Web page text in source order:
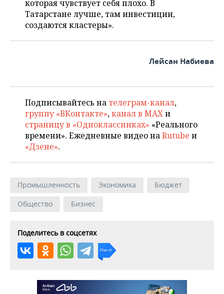
которая чувствует себя плохо. В
Татарстане лучше, там инвестиции,
создаются кластеры».
Лейсан Набиева
Подписывайтесь на телеграм-канал,
группу «ВКонтакте»,канал в MAXи
страницу в «Одноклассниках» «Реального
времени». Ежедневные видео наRutube и
«Дзене».
Промышленность Экономика
Бюджет
Общество
Бизнес
Поделитесь в соцсетях